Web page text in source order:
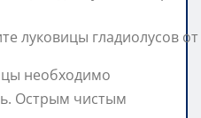
луковицы гладиолусов
необходимо
Острым чистым